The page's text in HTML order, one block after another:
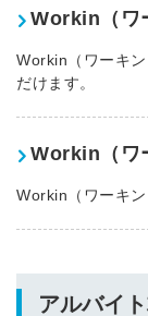
Workin（ワ
Workin（ワーキ
だけます。
Workin（ワ
Workin（ワーキン
アルバイ
をご利用する